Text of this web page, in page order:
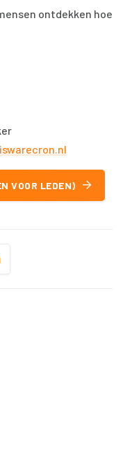
ontdekken hoe
VOOR LEDEN)